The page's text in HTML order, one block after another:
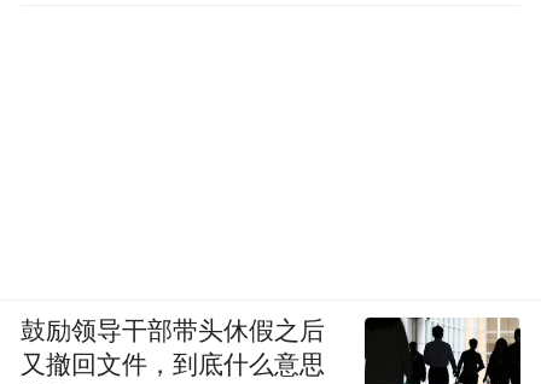
鼓励领导干部带头休假之后
又撤回文件，到底什么意思